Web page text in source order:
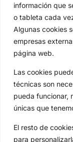
información que
o tableta cada
Algunas cookies
empresas
página web.
Las cookies
técnicas son
pueda funcionar,
únicas que
El resto de
para
OpenGolf
profesional y
Jon Rahm, LIV
Categorias
Actualidad
Amateurs
Circuitos
Compañía